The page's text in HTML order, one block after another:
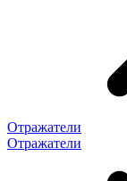
Отражатели
Отражатели